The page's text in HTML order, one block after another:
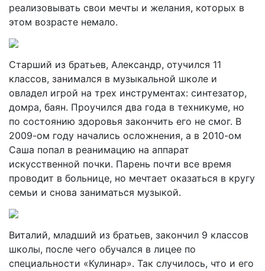
реализовывать свои мечты и желания, которых в
этом возрасте немало.
Старший из братьев, Александр, отучился 11
классов, занимался в музыкальной школе и
овладел игрой на трех инструментах: синтезатор,
домра, баян. Проучился два года в техникуме, но
по состоянию здоровья закончить его не смог. В
2009-ом году начались осложнения, а в 2010-ом
Саша попал в реанимацию на аппарат
искусственной почки. Парень почти все время
проводит в больнице, но мечтает оказаться в кругу
семьи и снова заниматься музыкой.
Виталий, младший из братьев, закончил 9 классов
школы, после чего обучался в лицее по
специальности «Кулинар». Так случилось, что и его